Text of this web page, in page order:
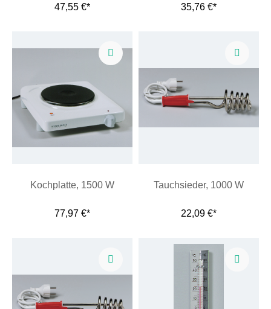
47,55 €* 35,76 €*
Kochplatte, 1500 W
77,97 €*
Tauchsieder, 1000 W
22,09 €*